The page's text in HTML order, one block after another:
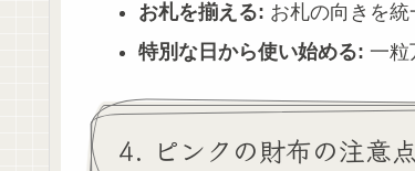
お札を揃える: お札の向きを統
特別な日から使い始める: 一粒
4. ピンクの財布の注意点